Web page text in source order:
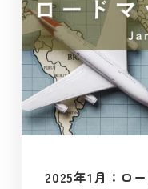
2025年1月：ロ